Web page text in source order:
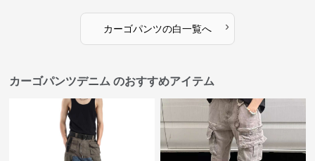
カーゴパンツの白一覧へ ›
カーゴパンツデニム のおすすめアイテム